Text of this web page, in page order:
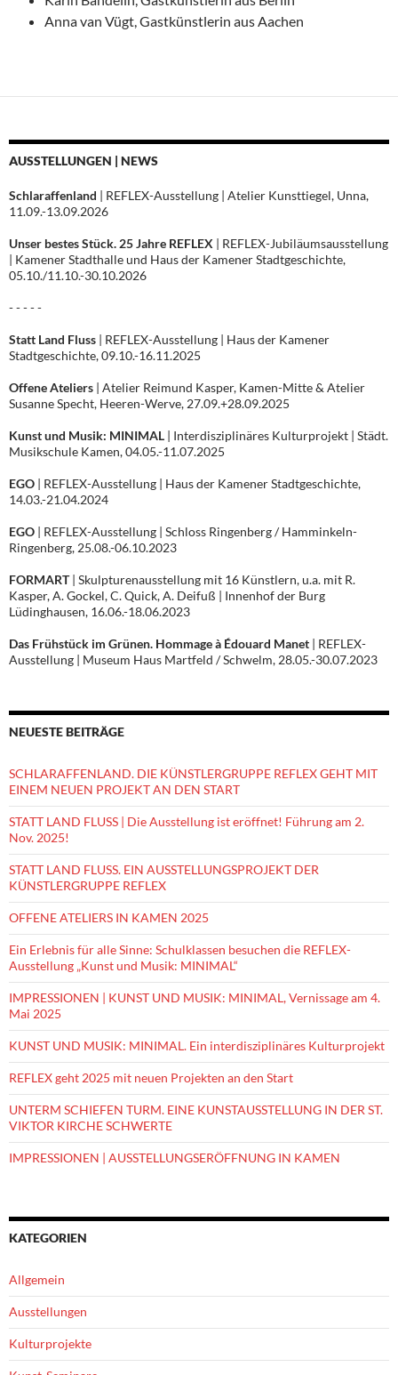
Anna van Vügt, Gastkünstlerin aus Aachen
AUSSTELLUNGEN | NEWS
Schlaraffenland | REFLEX-Ausstellung | Atelier Kunsttiegel, Unna,
11.09.-13.09.2026
Unser bestes Stück. 25 Jahre REFLEX | REFLEX-Jubiläumsausstellung
| Kamener Stadthalle und Haus der Kamener Stadtgeschichte,
05.10./11.10.-30.10.2026
- - - - -
Statt Land Fluss | REFLEX-Ausstellung | Haus der Kamener
Stadtgeschichte, 09.10.-16.11.2025
Offene Ateliers | Atelier Reimund Kasper, Kamen-Mitte & Atelier
Susanne Specht, Heeren-Werve, 27.09.+28.09.2025
Kunst und Musik: MINIMAL | Interdisziplinäres Kulturprojekt | Städt.
Musikschule Kamen, 04.05.-11.07.2025
EGO | REFLEX-Ausstellung | Haus der Kamener Stadtgeschichte,
14.03.-21.04.2024
EGO | REFLEX-Ausstellung | Schloss Ringenberg / Hamminkeln-
Ringenberg, 25.08.-06.10.2023
FORMART| Skulpturenausstellung mit 16 Künstlern, u.a. mit R.
Kasper, A. Gockel, C. Quick, A. Deifuß | Innenhof der Burg
Lüdinghausen, 16.06.-18.06.2023
Das Frühstück im Grünen. Hommage à Édouard Manet | REFLEX-
Ausstellung | Museum Haus Martfeld / Schwelm, 28.05.-30.07.2023
NEUESTE BEITRÄGE
SCHLARAFFENLAND. DIE KÜNSTLERGRUPPE REFLEX GEHT MIT
EINEM NEUEN PROJEKT AN DEN START
STATT LAND FLUSS | Die Ausstellung ist eröffnet! Führung am 2.
Nov. 2025!
STATT LAND FLUSS. EIN AUSSTELLUNGSPROJEKT DER
KÜNSTLERGRUPPE REFLEX
OFFENE ATELIERS IN KAMEN 2025
Ein Erlebnis für alle Sinne: Schulklassen besuchen die REFLEX-
Ausstellung „Kunst und Musik: MINIMAL“
IMPRESSIONEN | KUNST UND MUSIK: MINIMAL, Vernissage am 4.
Mai 2025
KUNST UND MUSIK: MINIMAL. Ein interdisziplinäres Kulturprojekt
REFLEX geht 2025 mit neuen Projekten an den Start
UNTERM SCHIEFEN TURM. EINE KUNSTAUSSTELLUNG IN DER ST.
VIKTOR KIRCHE SCHWERTE
IMPRESSIONEN | AUSSTELLUNGSERÖFFNUNG IN KAMEN
KATEGORIEN
Allgemein
Ausstellungen
Kulturprojekte